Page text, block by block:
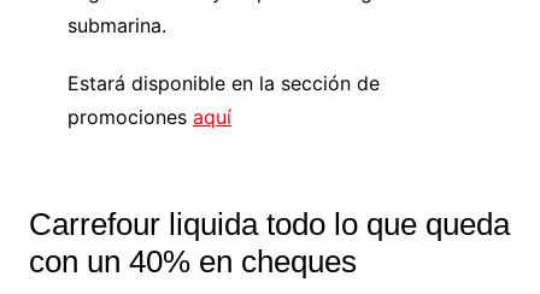
submarina.
Estará disponible en la sección de
promociones aquí
Carrefour liquida todo lo que queda
con un 40% en cheques